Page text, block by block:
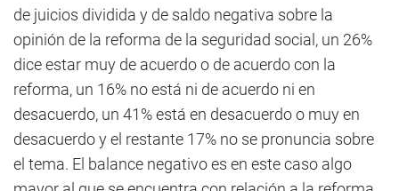
de juicios dividida y de saldo negativa sobre la
opinión de la reforma de la seguridad social, un 26%
dice estar muy de acuerdo o de acuerdo con la
reforma, un 16% no está ni de acuerdo ni en
desacuerdo, un 41% está en desacuerdo o muy en
desacuerdo y el restante 17% no se pronuncia sobre
el tema. El balance negativo es en este caso algo